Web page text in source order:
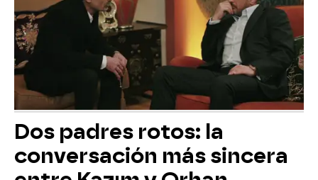
Dos padres rotos: la
conversación más sincera